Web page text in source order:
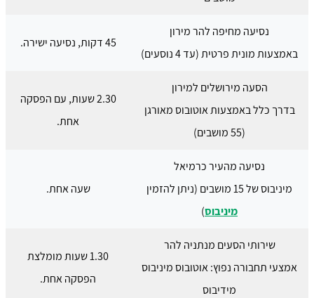
נסיעה מחיפה להר מירון
באמצעות מונית פרטית (עד 4 נוסעים)
45 דקות, נסיעה ישירה.
הסעה מירושלים למירון
בדרך כלל באמצעות אוטובוס מאורגן
(55 מושבים)
2.30 שעות, עם הפסקה
אחת.
נסיעה מהעיר כרמיאל
מיניבוס של 15 מושבים (ניתן להזמין
מיניבוס)
שעה אחת.
שירותי הסעים מנתניה להר
אמצעי תחבורה נפוץ: אוטובוס מיניבוס
מידיבוס
1.30 שעות מומלצת
הפסקה אחת.